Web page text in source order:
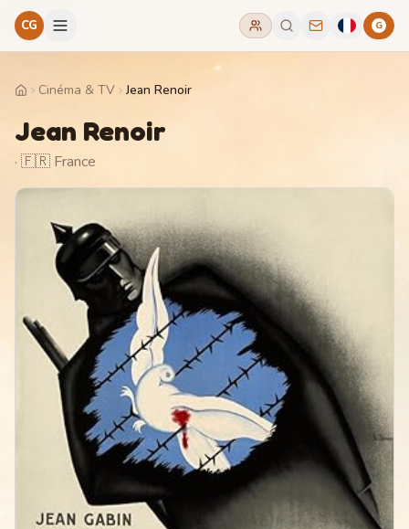
CG G
HomeCinéma & TV Jean Renoir
Jean Renoir
· 🇫🇷 France